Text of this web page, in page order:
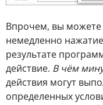
Впрочем, вы можете
немедленно
результате
действие. В чём
действия могут
определенных